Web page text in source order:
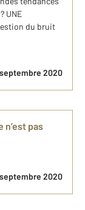
UNE
gestion du bruit
septembre 2020
pas
septembre 2020